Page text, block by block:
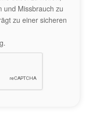
und Missbrauch zu
zu einer sicheren